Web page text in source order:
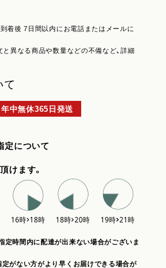
着後 7日間以内にお電話またはメールに
と異なる商品や数量などの不備など、詳細
て
年中無休365日発送
定について
けます。
時間内に配達が出来ない場合がございま
がない方がより早くお届けできる場合が